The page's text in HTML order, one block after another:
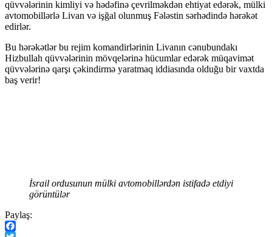
qüvvələrinin kimliyi və hədəfinə çevrilməkdən ehtiyat edərək, mülki
avtomobillərlə Livan və işğal olunmuş Fələstin sərhədində hərəkət
edirlər.
Bu hərəkətlər bu rejim komandirlərinin Livanın cənubundakı
Hizbullah qüvvələrinin mövqelərinə hücumlar edərək müqavimət
qüvvələrinə qarşı çəkindirmə yaratmaq iddiasında olduğu bir vaxtda
baş verir!
İsrail ordusunun mülki avtomobillərdən istifadə etdiyi
görüntülər
Paylaş: